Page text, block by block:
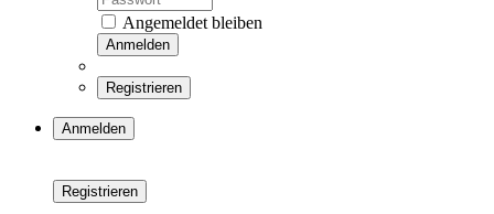
Angemeldet bleiben
Anmelden
Registrieren
Anmelden
Registrieren